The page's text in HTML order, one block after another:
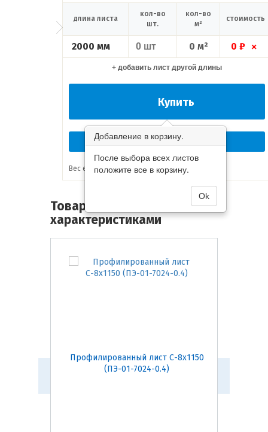
длина листа
кол-во
шт.
кол-во
м²
стоимость
2000 мм 0 м² 0 ₽ ×
+ добавить лист другой длины
Купить
Добавление в корзину.
После выбора всех листов
положите все в корзину.
Ok
Перезвоните мне сейчас!
Вес единицы товара:3.67 кг
Товары со схожими
характеристиками
Профилированный лист С-8х1150
(ПЭ-01-7024-0.4)